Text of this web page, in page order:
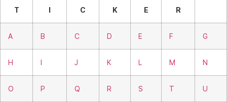
T I C K E R
A B C D E F G
H I J K L M N
O P Q R S T U